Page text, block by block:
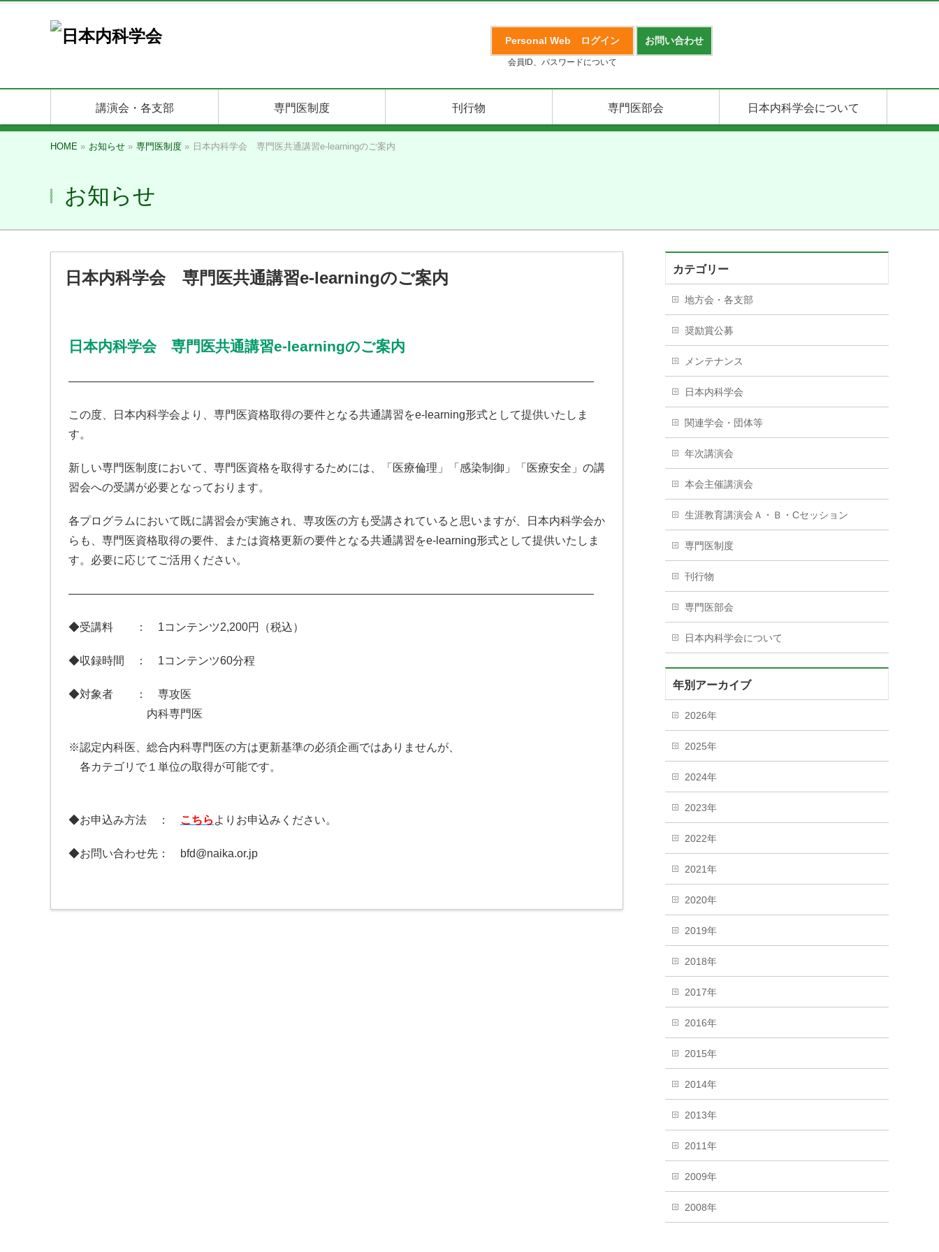
お問い合わせ
Personal Web ログイン
会員ID、パスワードについて
講演会・各支部 専門医制度 刊行物 専門医部会 日本内科学会について
HOME » お知らせ » 専門医制度 » 日本内科学会 専門医共通講習e-learningのご案内
お知らせ
日本内科学会 専門医共通講習e-learningのご案内
日本内科学会 専門医共通講習e-learningのご案内
———————————————————————————————————————————————
この度、日本内科学会より、専門医資格取得の要件となる共通講習をe-learning形式として提供いたしま
す。
新しい専門医制度において、専門医資格を取得するためには、「医療倫理」「感染制御」「医療安全」の講
習会への受講が必要となっております。
各プログラムにおいて既に講習会が実施され、専攻医の方も受講されていると思いますが、日本内科学会か
らも、専門医資格取得の要件、または資格更新の要件となる共通講習をe-learning形式として提供いたしま
す。必要に応じてご活用ください。
———————————————————————————————————————————————
◆受講料 ： 1コンテンツ2,200円（税込）
◆収録時間 ： 1コンテンツ60分程
◆対象者 ： 専攻医
内科専門医
※認定内科医、総合内科専門医の方は更新基準の必須企画ではありませんが、
各カテゴリで１単位の取得が可能です。
◆お申込み方法 ： こちら よりお申込みください。
◆お問い合わせ先： bfd@naika.or.jp
カテゴリー
地方会・各支部
奨励賞公募
メンテナンス
日本内科学会
関連学会・団体等
年次講演会
本会主催講演会
生涯教育講演会Ａ・Ｂ・Cセッション
専門医制度
刊行物
専門医部会
日本内科学会について
年別アーカイブ
2026年
2025年
2024年
2023年
2022年
2021年
2020年
2019年
2018年
2017年
2016年
2015年
2014年
2013年
2011年
2009年
2008年